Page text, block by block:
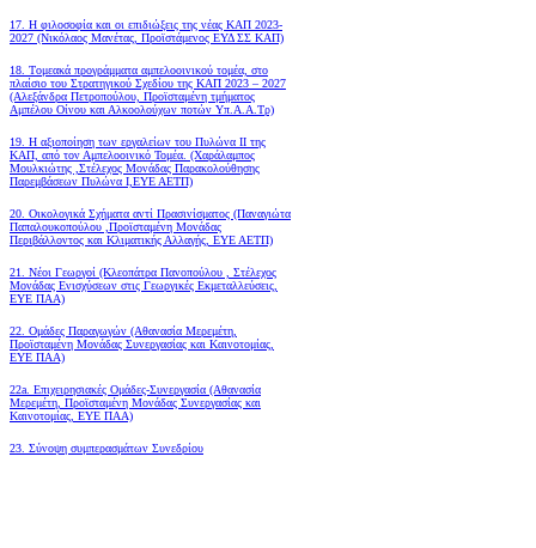
17. Η φιλοσοφία και οι επιδιώξεις της νέας ΚΑΠ 2023-
2027 (Νικόλαος Μανέτας, Προϊστάμενος ΕΥΔ ΣΣ ΚΑΠ)
18. Tομεακά προγράμματα αμπελοοινικού τομέα, στο
πλαίσιο του Στρατηγικού Σχεδίου της ΚΑΠ 2023 – 2027
(Αλεξάνδρα Πετροπούλου, Προϊσταμένη τμήματος
Αμπέλου Οίνου και Αλκοολούχων ποτών Υπ.Α.Α.Τρ)
19. Η αξιοποίηση των εργαλείων του Πυλώνα ΙΙ της
ΚΑΠ, από τον Αμπελοοινικό Τομέα. (Χαράλαμπος
Μουλκιώτης ,Στέλεχος Μονάδας Παρακολούθησης
Παρεμβάσεων Πυλώνα Ι,ΕΥΕ ΑΕΤΠ)
20. Οικολογικά Σχήματα αντί Πρασινίσματος (Παναγιώτα
Παπαλουκοπούλου ,Προϊσταμένη Μονάδας
Περιβάλλοντος και Κλιματικής Αλλαγής, ΕΥΕ ΑΕΤΠ)
21. Νέοι Γεωργοί (Κλεοπάτρα Πανοπούλου , Στέλεχος
Μονάδας Ενισχύσεων στις Γεωργικές Εκμεταλλεύσεις,
ΕΥΕ ΠΑΑ)
22. Ομάδες Παραγωγών (Αθανασία Μερεμέτη,
Προϊσταμένη Μονάδας Συνεργασίας και Καινοτομίας,
ΕΥΕ ΠΑΑ)
22a. Επιχειρησιακές Ομάδες-Συνεργασία (Αθανασία
Μερεμέτη, Προϊσταμένη Μονάδας Συνεργασίας και
Καινοτομίας, ΕΥΕ ΠΑΑ)
23. Σύνοψη συμπερασμάτων Συνεδρίου